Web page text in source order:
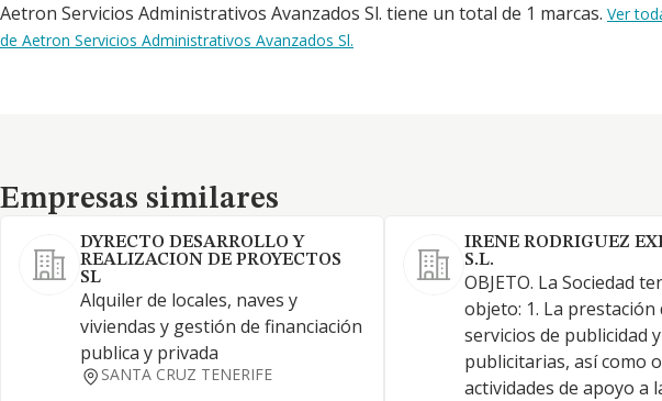
Aetron Servicios Administrativos Avanzados Sl. tiene un total de 1 marcas. Ver
de Aetron Servicios Administrativos Avanzados Sl.
Empresas similares
Empresas similares
DYRECTO DESARROLLO Y
REALIZACION DE PROYECTOS
SL
Alquiler de locales, naves y
viviendas y gestión de financiación
publica y privada
SANTA CRUZ TENERIFE
IRENE RODRIGUEZ
S.L.
OBJETO. La Sociedad
objeto: 1. La prestación
servicios de publicidad
publicitarias, así como
actividades de apoyo a